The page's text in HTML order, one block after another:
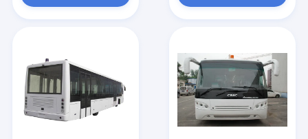
Producten
Ongeveer ons
Fabrieksreis